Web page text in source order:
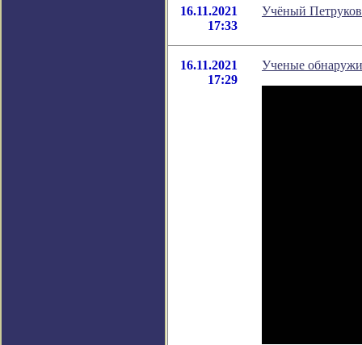
16.11.2021
17:33
Учёный
16.11.2021
17:29
Ученые